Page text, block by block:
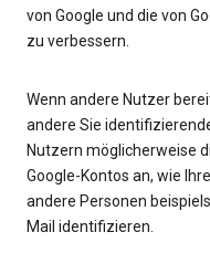
von Google und die von
zu verbessern.
Wenn andere Nutzer
andere Sie
Nutzern möglicherweise
Google-Kontos an, wie
andere Personen
Mail identifizieren.